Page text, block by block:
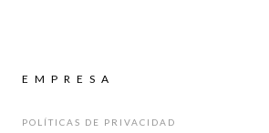
EMPRESA
POLÍTICAS DE PRIVACIDAD